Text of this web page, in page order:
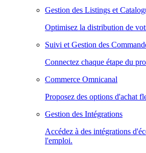
Gestion des Listings et
Optimisez la distribution de
Suivi et Gestion des
Connectez chaque étape du
Commerce Omnicanal
Proposez des options d'achat
Gestion des Intégrations
Accédez à des intégrations
l'emploi.